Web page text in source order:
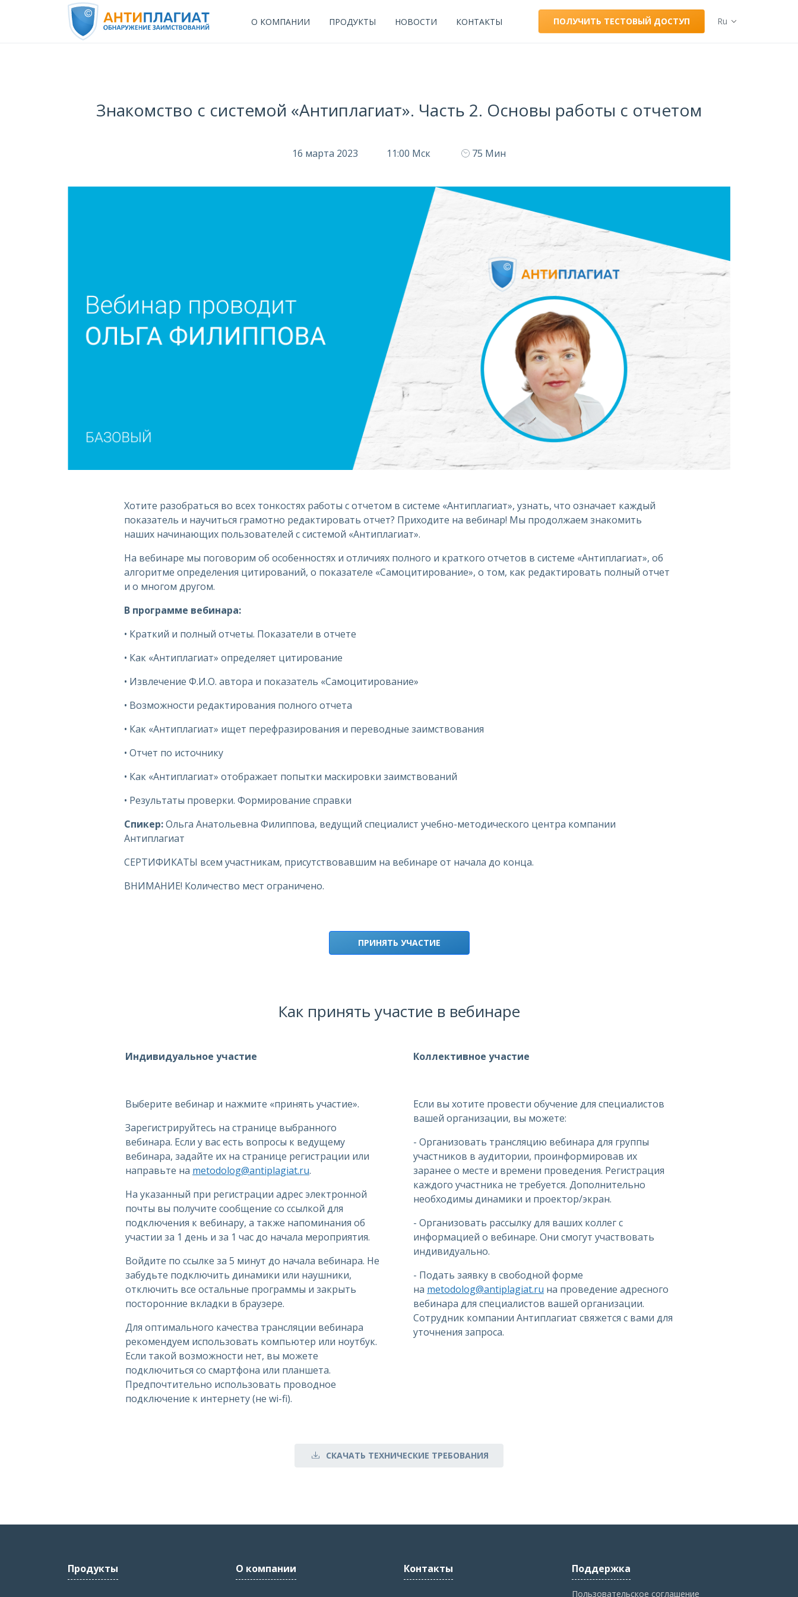
О КОМПАНИИ ПРОДУКТЫ НОВОСТИ КОНТАКТЫ ПОЛУЧИТЬ ТЕСТОВЫЙ ДОСТУП Ru
Знакомство с системой «Антиплагиат». Часть 2. Основы работы с отчетом
16 марта 2023 11:00 Мск 75 Мин
Хотите разобраться во всех тонкостях работы с отчетом в системе «Антиплагиат», узнать, что означает каждый
показатель и научиться грамотно редактировать отчет? Приходите на вебинар! Мы продолжаем знакомить
наших начинающих пользователей с системой «Антиплагиат».
На вебинаре мы поговорим об особенностях и отличиях полного и краткого отчетов в системе «Антиплагиат», об
алгоритме определения цитирований, о показателе «Самоцитирование», о том, как редактировать полный отчет
и о многом другом.
В программе вебинара:
• Краткий и полный отчеты. Показатели в отчете
• Как «Антиплагиат» определяет цитирование
• Извлечение Ф.И.О. автора и показатель «Самоцитирование»
• Возможности редактирования полного отчета
• Как «Антиплагиат» ищет перефразирования и переводные заимствования
• Отчет по источнику
• Как «Антиплагиат» отображает попытки маскировки заимствований
• Результаты проверки. Формирование справки
Спикер:Ольга Анатольевна Филиппова, ведущий специалист учебно-методического центра компании
Антиплагиат
СЕРТИФИКАТЫ всем участникам, присутствовавшим на вебинаре от начала до конца.
ВНИМАНИЕ! Количество мест ограничено.
ПРИНЯТЬ УЧАСТИЕ
Как принять участие в вебинаре
Индивидуальное участие
Выберите вебинар и нажмите «принять участие».
Зарегистрируйтесь на странице выбранного
вебинара. Если у вас есть вопросы к ведущему
вебинара, задайте их на странице регистрации или
направьте на metodolog@antiplagiat.ru.
На указанный при регистрации адрес электронной
почты вы получите сообщение со ссылкой для
подключения к вебинару, а также напоминания об
участии за 1 день и за 1 час до начала мероприятия.
Войдите по ссылке за 5 минут до начала вебинара. Не
забудьте подключить динамики или наушники,
отключить все остальные программы и закрыть
посторонние вкладки в браузере.
Для оптимального качества трансляции вебинара
рекомендуем использовать компьютер или ноутбук.
Если такой возможности нет, вы можете
подключиться со смартфона или планшета.
Предпочтительно использовать проводное
подключение к интернету (не wi-fi).
Коллективное участие
Если вы хотите провести обучение для специалистов
вашей организации, вы можете:
- Организовать трансляцию вебинара для группы
участников в аудитории, проинформировав их
заранее о месте и времени проведения. Регистрация
каждого участника не требуется. Дополнительно
необходимы динамики и проектор/экран.
- Организовать рассылку для ваших коллег с
информацией о вебинаре. Они смогут участвовать
индивидуально.
- Подать заявку в свободной форме
на metodolog@antiplagiat.ru на проведение адресного
вебинара для специалистов вашей организации.
Сотрудник компании Антиплагиат свяжется с вами для
уточнения запроса.
СКАЧАТЬ ТЕХНИЧЕСКИЕ ТРЕБОВАНИЯ
Продукты О компании Контакты Поддержка
Пользовательское соглашение